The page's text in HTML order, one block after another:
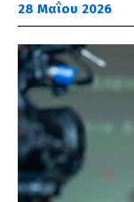
28 Μαΐου 2026